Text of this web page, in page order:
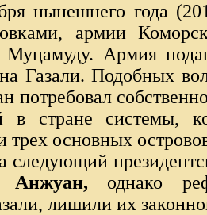
нынешнего года
армии
Армия
Газали. Подобных
потребовал
стране системы,
трех основных
следующий
Анжуан, однако
лишили их